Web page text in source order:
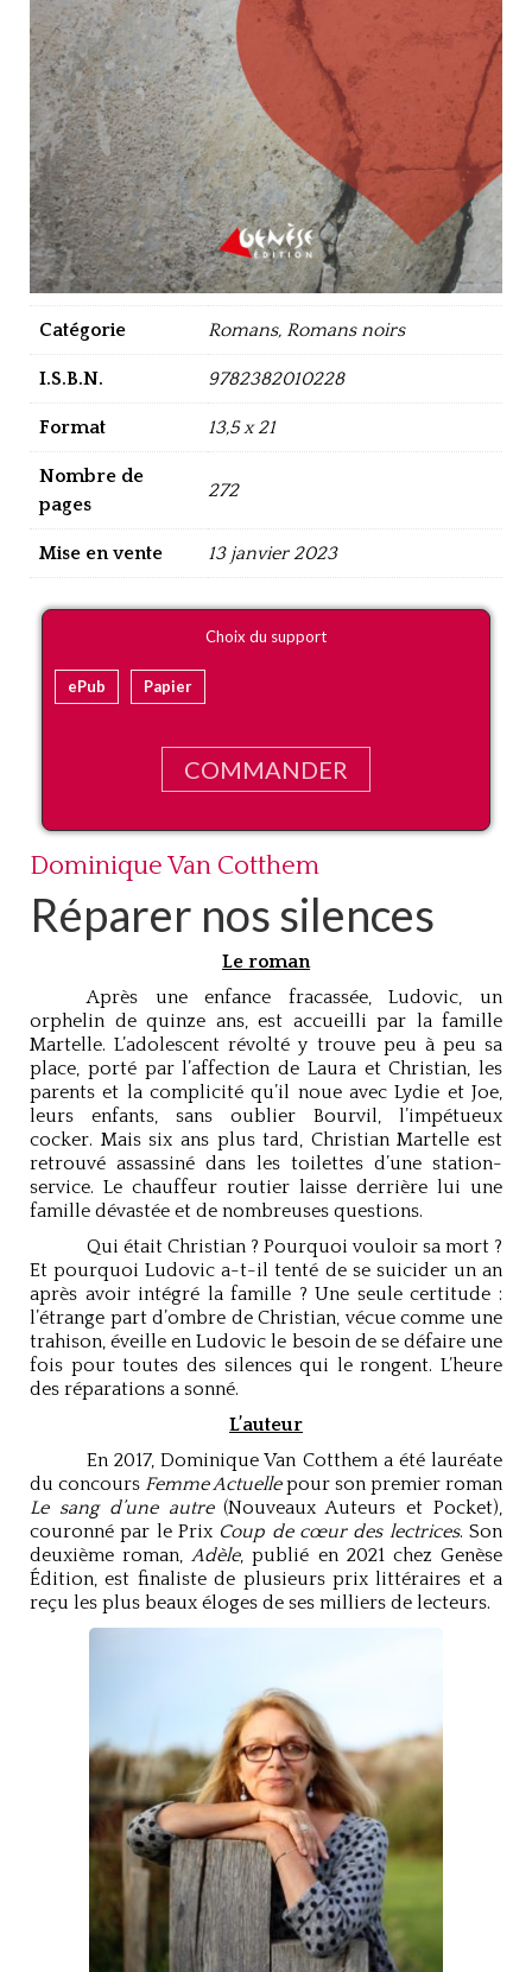
Catégorie Romans, Romans noirs
I.S.B.N. 9782382010228
Format 13,5 x 21
Nombre de
pages
272
Mise en vente 13 janvier 2023
Choix du support
ePub Papier
COMMANDER
Dominique Van Cotthem
Réparer nos silences
Le roman
Après une enfance fracassée, Ludovic, un
orphelin de quinze ans, est accueilli par la famille
Martelle. L’adolescent révolté y trouve peu à peu sa
place, porté par l’affection de Laura et Christian, les
parents et la complicité qu’il noue avec Lydie et Joe,
leurs enfants, sans oublier Bourvil, l’impétueux
cocker. Mais six ans plus tard, Christian Martelle est
retrouvé assassiné dans les toilettes d’une station-
service. Le chauffeur routier laisse derrière lui une
famille dévastée et de nombreuses questions.
Qui était Christian ? Pourquoi vouloir sa mort ?
Et pourquoi Ludovic a-t-il tenté de se suicider un an
après avoir intégré la famille ? Une seule certitude :
l’étrange part d’ombre de Christian, vécue comme une
trahison, éveille en Ludovic le besoin de se défaire une
fois pour toutes des silences qui le rongent. L’heure
des réparations a sonné.
L’auteur
En 2017, Dominique Van Cotthem a été lauréate
du concours Femme Actuellepour son premier roman
Le sang d’une autre(Nouveaux Auteurs et Pocket),
couronné par le Prix Coup de cœur des lectrices. Son
deuxième roman,Adèle, publié en 2021 chez Genèse
Édition, est finaliste de plusieurs prix littéraires et a
reçu les plus beaux éloges de ses milliers de lecteurs.